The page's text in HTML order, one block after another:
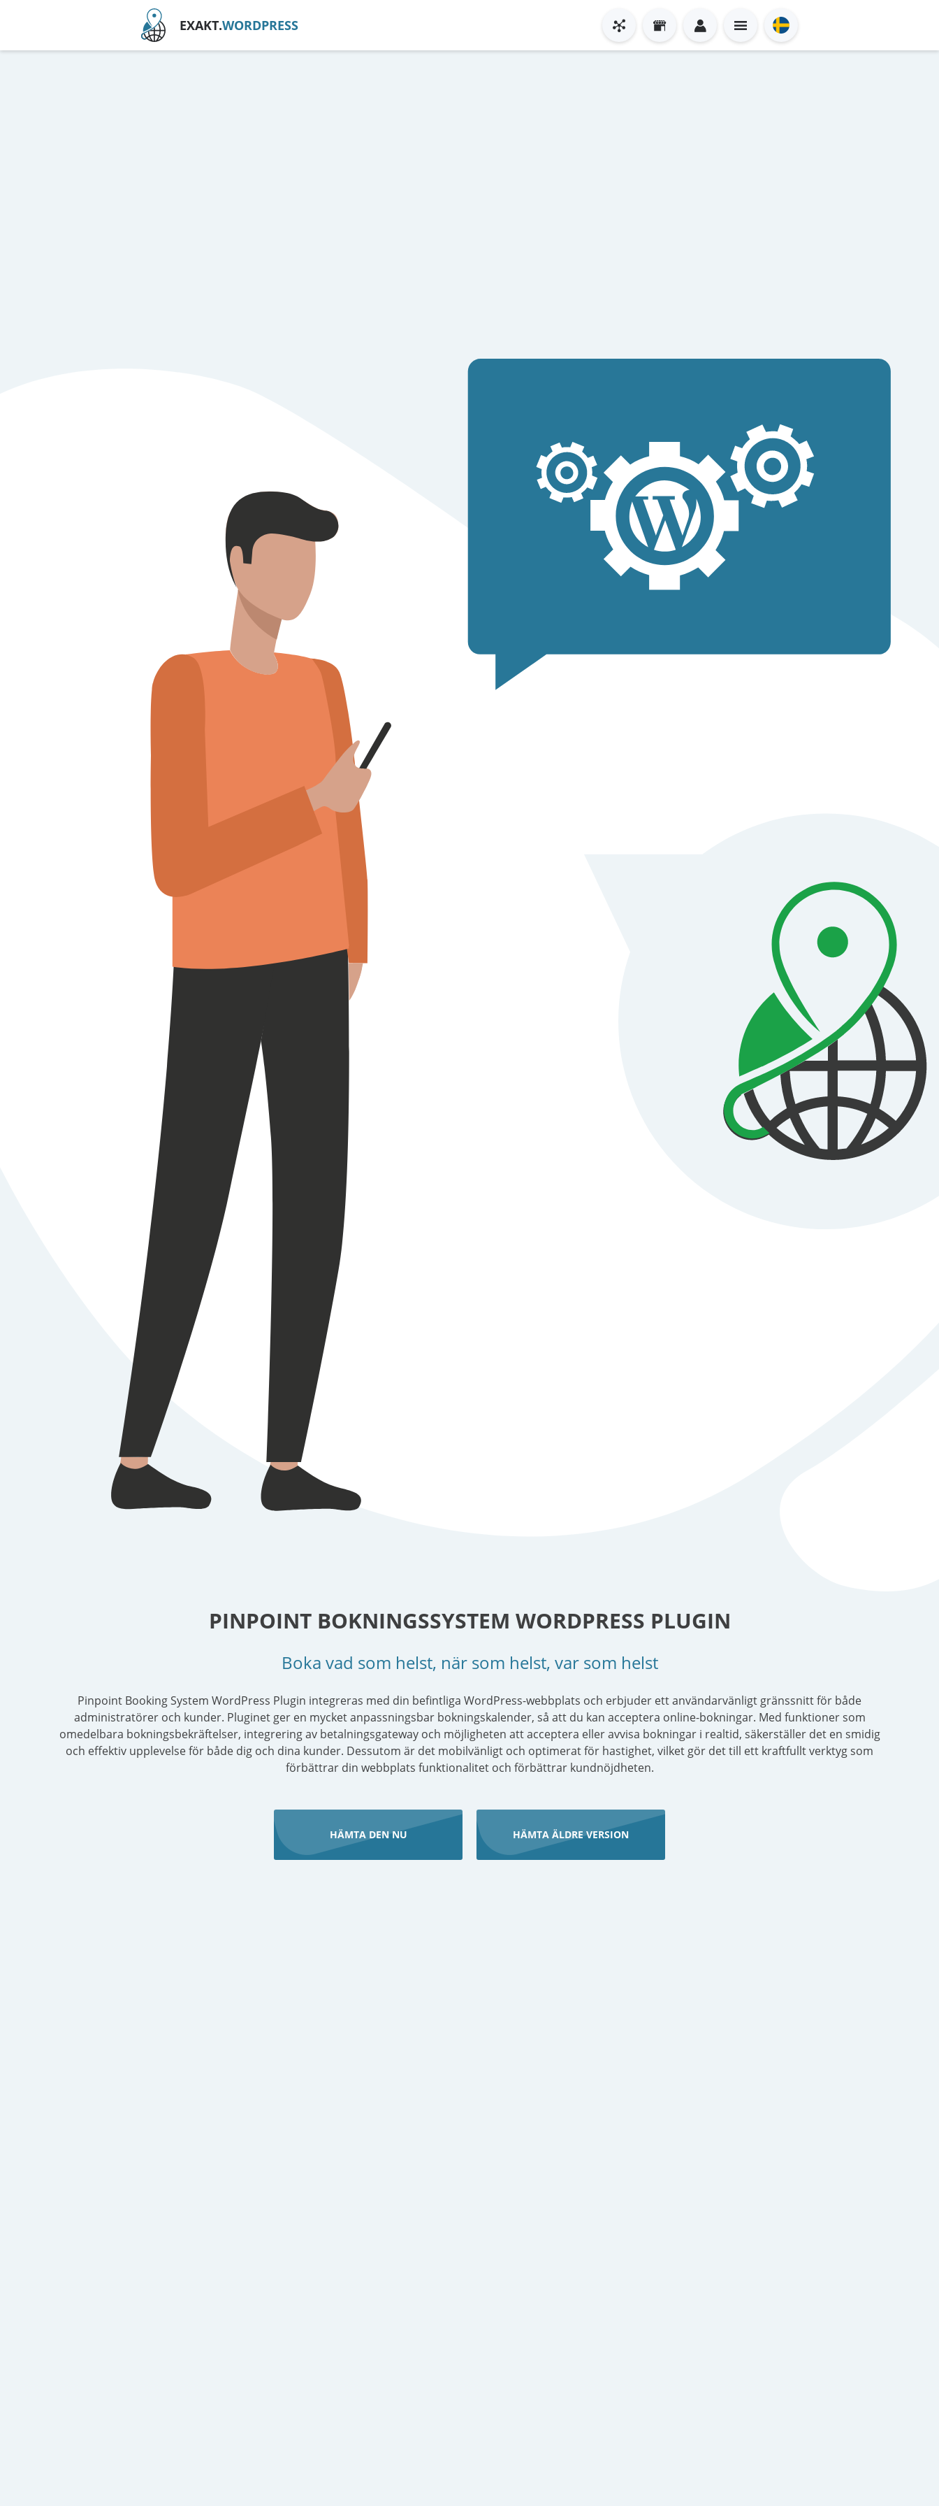
EXAKT.WORDPRESS
PINPOINT BOKNINGSSYSTEM WORDPRESS PLUGIN
Boka vad som helst, när som helst, var som helst
Pinpoint Booking System WordPress Plugin integreras med din befintliga WordPress-webbplats och erbjuder ett användarvänligt gränssnitt för både
administratörer och kunder. Pluginet ger en mycket anpassningsbar bokningskalender, så att du kan acceptera online-bokningar. Med funktioner som
omedelbara bokningsbekräftelser, integrering av betalningsgateway och möjligheten att acceptera eller avvisa bokningar i realtid, säkerställer det en smidig
och effektiv upplevelse för både dig och dina kunder. Dessutom är det mobilvänligt och optimerat för hastighet, vilket gör det till ett kraftfullt verktyg som
förbättrar din webbplats funktionalitet och förbättrar kundnöjdheten.
HÄMTA DEN NU HÄMTA ÄLDRE VERSION